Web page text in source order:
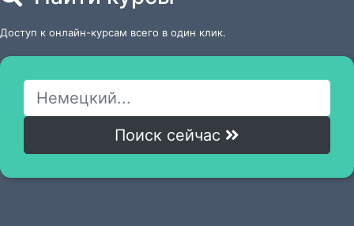
Доступ к онлайн-курсам всего в один клик.
Поиск сейчас